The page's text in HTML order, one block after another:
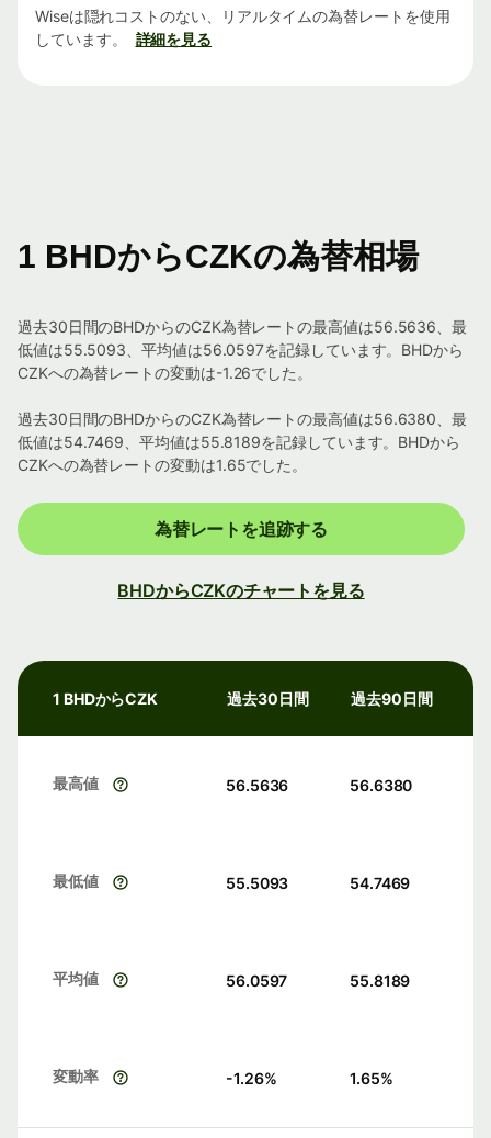
Wiseは隠れコストのない、リアルタイムの為替レートを使用
しています。
詳細を見る
1 BHDからCZKの為替相場
過去30日間のBHDからのCZK為替レートの最高値は56.5636、最
低値は55.5093、平均値は56.0597を記録しています。BHDから
CZKへの為替レートの変動は-1.26でした。
過去30日間のBHDからのCZK為替レートの最高値は56.6380、最
低値は54.7469、平均値は55.8189を記録しています。BHDから
CZKへの為替レートの変動は1.65でした。
為替レートを追跡する
BHDからCZKのチャートを見る
1 BHDからCZK 過去30日間 過去90日間
最高値 56.5636 56.6380
最低値 55.5093 54.7469
平均値 56.0597 55.8189
変動率 -1.26% 1.65%